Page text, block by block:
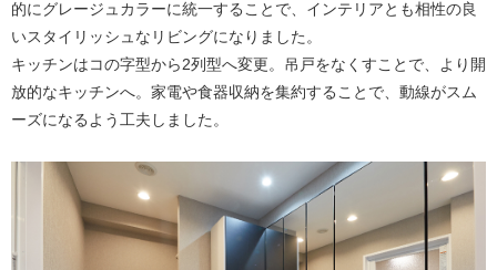
的にグレージュカラーに統一することで、インテリアとも相性の良
いスタイリッシュなリビングになりました。
キッチンはコの字型から2列型へ変更。吊戸をなくすことで、より開
放的なキッチンへ。家電や食器収納を集約することで、動線がスム
ーズになるよう工夫しました。